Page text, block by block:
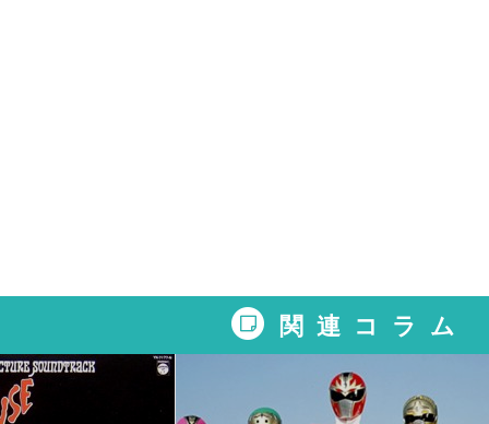
関連コラム